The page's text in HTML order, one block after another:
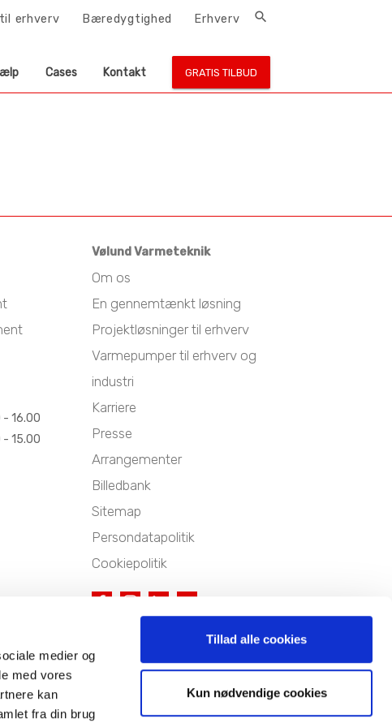
medier og
med vores
kan
fra din brug
Tillad alle cookies
Kun nødvendige cookies
search
erhverv Bæredygtighed Erhverv
Cases Kontakt GRATIS TILBUD
- 16.00
- 15.00
Vølund Varmeteknik
Om os
En gennemtænkt løsning
Projektløsninger til erhverv
Varmepumper til erhverv og
industri
Karriere
Presse
Arrangementer
Billedbank
Sitemap
Persondatapolitik
Cookiepolitik